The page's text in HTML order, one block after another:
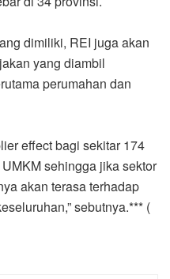
dimiliki, REI juga akan
yang diambil
perumahan dan
effect bagi sekitar 174
sehingga jika sektor
akan terasa terhadap
sebutnya.*** (